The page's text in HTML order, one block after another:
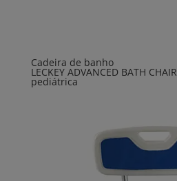
Cadeira de banho
LECKEY ADVANCED BATH CHAIR
pediátrica